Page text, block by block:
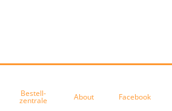
Bestell-
zentrale About Facebook